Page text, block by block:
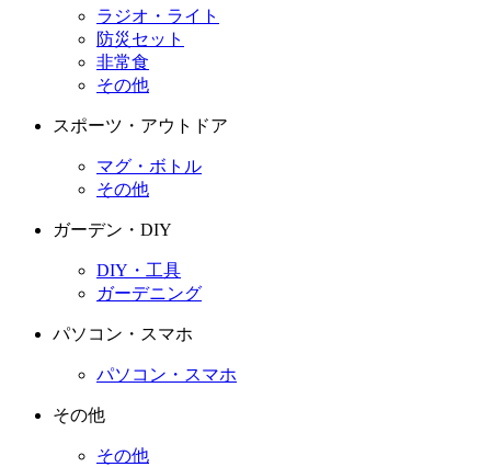
ラジオ・ライト
防災セット
非常食
その他
スポーツ・アウトドア
マグ・ボトル
その他
ガーデン・DIY
DIY・工具
ガーデニング
パソコン・スマホ
パソコン・スマホ
その他
その他